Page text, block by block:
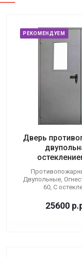
РЕКОМЕНДУЕМ
Дверь
Двупольные,
60, С
25600 р.